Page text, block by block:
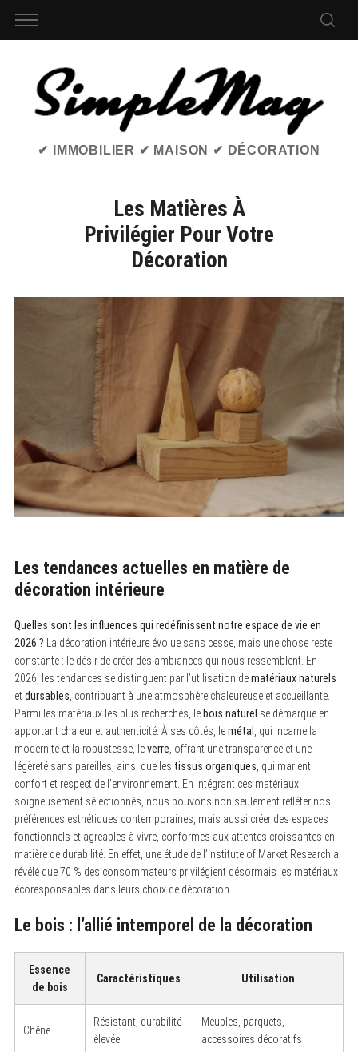
✔ IMMOBILIER ✔ MAISON ✔ DÉCORATION
Les Matières À
Privilégier Pour Votre
Décoration
Les tendances actuelles en matière de
décoration intérieure
Quelles sont les influences qui redéfinissent notre espace de vie en
2026 ? La décoration intérieure évolue sans cesse, mais une chose reste
constante : le désir de créer des ambiances qui nous ressemblent. En
2026, les tendances se distinguent par l’utilisation dematériaux naturels
etdursables , contribuant à une atmosphère chaleureuse et accueillante.
Parmi les matériaux les plus recherchés, le bois naturel se démarque en
apportant chaleur et authenticité. À ses côtés, lemétal
, qui incarne la
modernité et la robustesse, leverre , offrant une transparence et une
légèreté sans pareilles, ainsi que les tissus organiques , qui marient
confort et respect de l’environnement. En intégrant ces matériaux
soigneusement sélectionnés, nous pouvons non seulement refléter nos
préférences esthétiques contemporaines, mais aussi créer des espaces
fonctionnels et agréables à vivre, conformes aux attentes croissantes en
matière de durabilité. En effet, une étude de l’Institute of Market Research a
révélé que 70 % des consommateurs privilégient désormais les matériaux
écoresponsables dans leurs choix de décoration.
Le bois : l’allié intemporel de la décoration
Essence
de bois
Caractéristiques Utilisation
Chêne
Résistant, durabilité
élevée
Meubles, parquets,
accessoires décoratifs